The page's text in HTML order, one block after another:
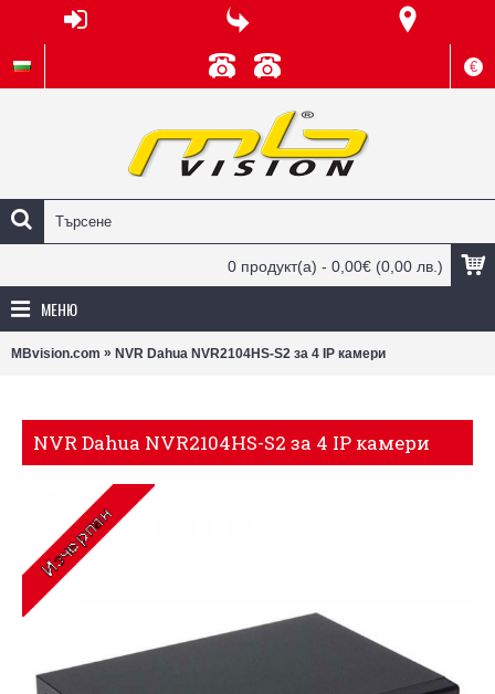
€
0 продукт(а) - 0,00€ (0,00 лв.)
МЕНЮ
MBvision.com » NVR Dahua NVR2104HS-S2 за 4 IP камери
NVR Dahua NVR2104HS-S2 за 4 IP камери